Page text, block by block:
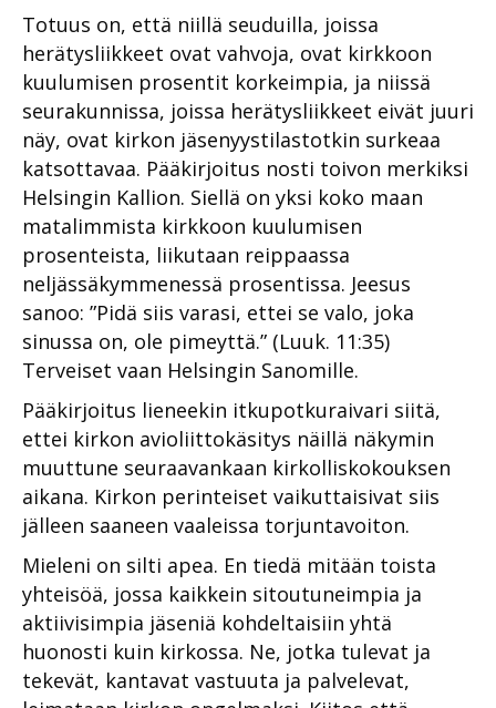
Totuus on, että niillä seuduilla, joissa
herätysliikkeet ovat vahvoja, ovat kirkkoon
kuulumisen prosentit korkeimpia, ja niissä
seurakunnissa, joissa herätysliikkeet eivät juuri
näy, ovat kirkon jäsenyystilastotkin surkeaa
katsottavaa. Pääkirjoitus nosti toivon merkiksi
Helsingin Kallion. Siellä on yksi koko maan
matalimmista kirkkoon kuulumisen
prosenteista, liikutaan reippaassa
neljässäkymmenessä prosentissa. Jeesus
sanoo: ”Pidä siis varasi, ettei se valo, joka
sinussa on, ole pimeyttä.” (Luuk. 11:35)
Terveiset vaan Helsingin Sanomille.
Pääkirjoitus lieneekin itkupotkuraivari siitä,
ettei kirkon avioliittokäsitys näillä näkymin
muuttune seuraavankaan kirkolliskokouksen
aikana. Kirkon perinteiset vaikuttaisivat siis
jälleen saaneen vaaleissa torjuntavoiton.
Mieleni on silti apea. En tiedä mitään toista
yhteisöä, jossa kaikkein sitoutuneimpia ja
aktiivisimpia jäseniä kohdeltaisiin yhtä
huonosti kuin kirkossa. Ne, jotka tulevat ja
tekevät, kantavat vastuuta ja palvelevat,